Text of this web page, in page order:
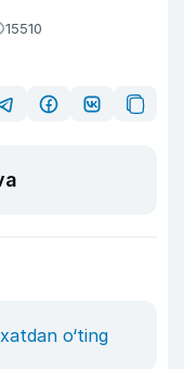
15510
o‘ting